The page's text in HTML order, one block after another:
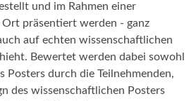
und im Rahmen einer
Ort präsentiert werden - ganz
auf echten wissenschaftlichen
Bewertet werden dabei sowohl
Posters durch die Teilnehmenden,
des wissenschaftlichen Posters